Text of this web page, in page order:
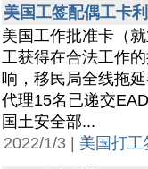
美国工签配偶工卡
美国工作批准卡（
工获得在合法工作
响，移民局全线拖
代理15名已递交
国土安全部...
2022/1/3 | 美国打工